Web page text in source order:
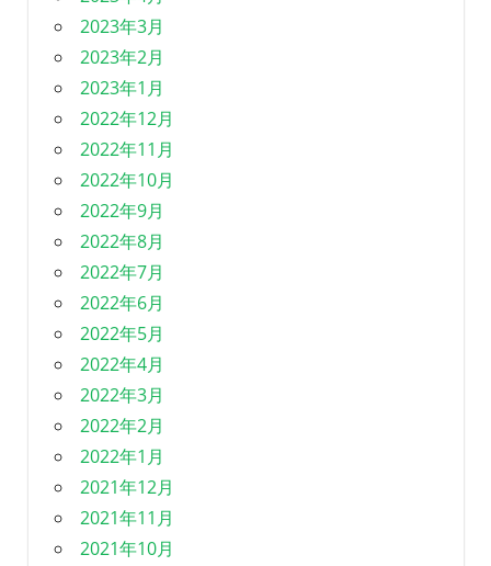
2023年3月
2023年2月
2023年1月
2022年12月
2022年11月
2022年10月
2022年9月
2022年8月
2022年7月
2022年6月
2022年5月
2022年4月
2022年3月
2022年2月
2022年1月
2021年12月
2021年11月
2021年10月